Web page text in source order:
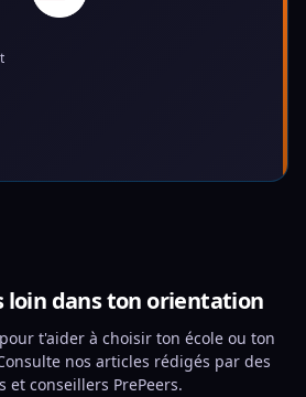
loin dans ton orientation
t'aider à choisir ton école ou ton
nos articles rédigés par des
et conseillers PrePeers.